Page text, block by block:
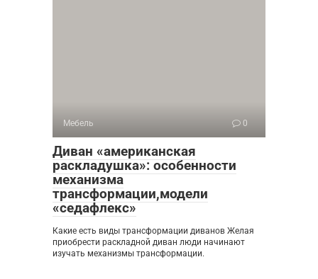
Мебель 0
Диван «американская
раскладушка»: особенности
механизма
трансформации,модели
«седафлекс»
Какие есть виды трансформации диванов Желая
приобрести раскладной диван люди начинают
изучать механизмы трансформации.